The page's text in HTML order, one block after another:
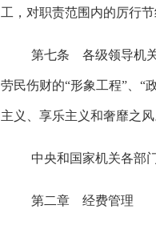
工，对职责范围内的厉行
第七条 各级领导机
劳民伤财的“形象工程”、“
主义、享乐主义和奢靡之风
中央和国家机关各部
第二章 经费管理